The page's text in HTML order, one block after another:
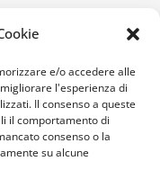
e/o accedere alle
l'esperienza di
Il consenso a queste
il comportamento di
consenso o la
su alcune